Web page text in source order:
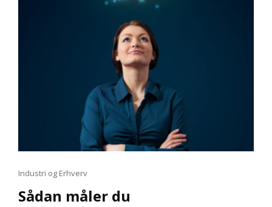
Cat
Links
Industri og Erhverv
Sådan måler du